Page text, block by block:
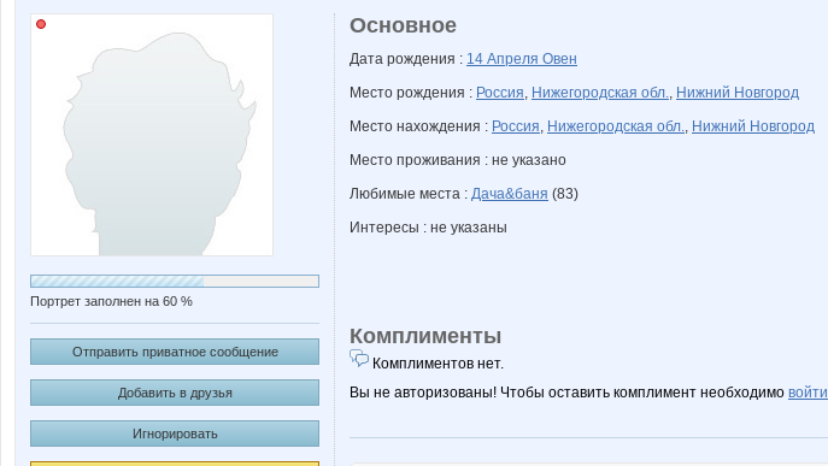
Портрет заполнен на 60 %
Отправить приватное сообщение
Добавить в друзья
Игнорировать
Основное
Дата рождения : 14 Апреля Овен
Место рождения : Россия, Нижегородская обл., Нижний Новгород
Место нахождения : Россия, Нижегородская обл., Нижний Новгород
Место проживания : не указано
Любимые места : Дача&баня (83)
Интересы : не указаны
Комплименты
Комплиментов нет.
Вы не авторизованы! Чтобы оставить комплимент необходимо войти